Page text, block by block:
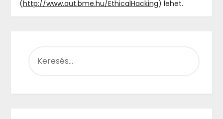
(http://www.aut.bme.hu/EthicalHacking) lehet.